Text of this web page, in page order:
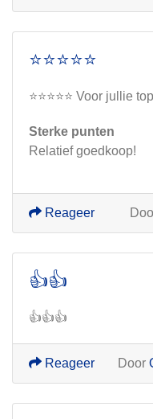
⭐️⭐️⭐️⭐️⭐️
⭐️⭐️⭐️⭐️⭐️ Voor jullie
Sterke punten
Relatief goedkoop!
Reageer
👍👍
👍👍👍
Door
Reageer